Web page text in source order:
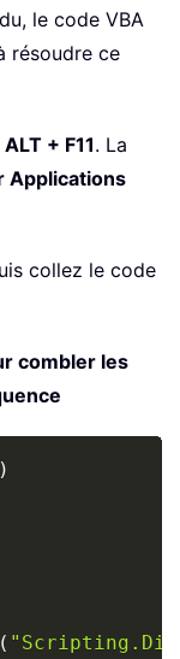
le code VBA
résoudre ce
ALT + F11. La
Applications
collez le code
combler les
)
(